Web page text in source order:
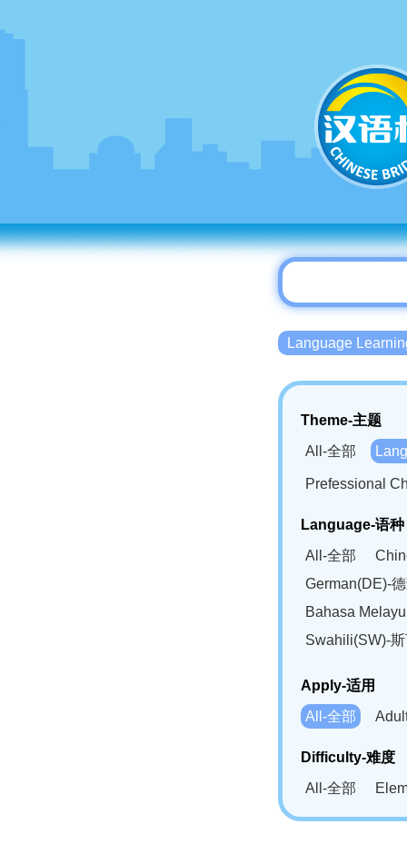
Language
Theme-主题
All-全部
Prefessional
Language-语种
All-全部
German(DE)-
Bahasa
Swahili(SW)-
Apply-适用
All-全部
Difficulty-难度
All-全部